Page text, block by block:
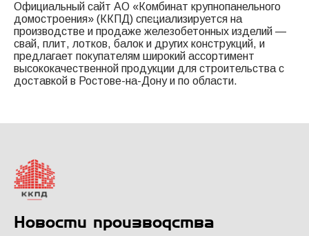
Официальный сайт АО «Комбинат крупнопанельного
домостроения» (ККПД) специализируется на
производстве и продаже железобетонных изделий —
свай, плит, лотков, балок и других конструкций, и
предлагает покупателям широкий ассортимент
высококачественной продукции для строительства с
доставкой в Ростове-на-Дону и по области.
Новости производства